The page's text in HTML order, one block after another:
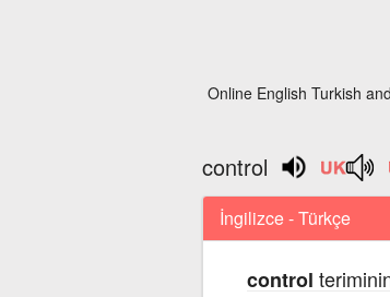
Online English Turkish
control
İngilizce - Türkçe
control